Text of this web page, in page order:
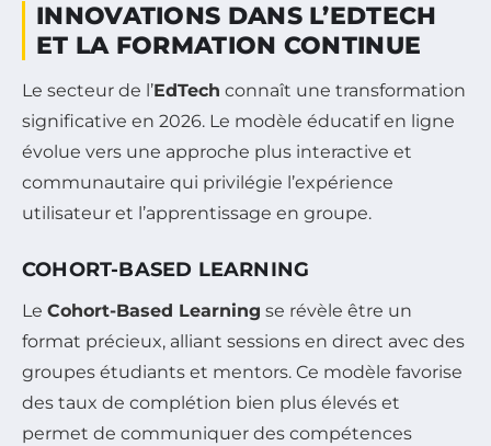
INNOVATIONS DANS L’EDTECH
ET LA FORMATION CONTINUE
Le secteur de l’EdTech connaît une transformation
significative en 2026. Le modèle éducatif en ligne
évolue vers une approche plus interactive et
communautaire qui privilégie l’expérience
utilisateur et l’apprentissage en groupe.
COHORT-BASED LEARNING
Le Cohort-Based Learning se révèle être un
format précieux, alliant sessions en direct avec des
groupes étudiants et mentors. Ce modèle favorise
des taux de complétion bien plus élevés et
permet de communiquer des compétences